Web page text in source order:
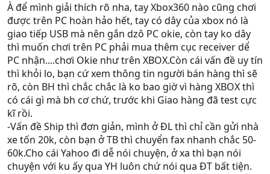
À để mình giải thích rõ nha, tay Xbox360 nào cũng chơi
được trên PC hoàn hảo hết, tay có dây của xbox nó là
giao tiếp USB mà nên gắn dzô PC okie, còn tay ko dây
thì muốn chơi trên PC phải mua thêm cục receiver dể
PC nhận....chơi Okie như trên XBOX.Còn cái vấn đề uy tín
thì khỏi lo, bạn cứ xem thông tin người bán hàng thì sẽ
rõ, còn BH thì chắc chắc là ko bao giờ vì hàng XBOX thì
có cái gì mà bh cơ chứ, trước khi Giao hàng đã test cực
kĩ rồi.
-Vấn đề Ship thì đơn giản, mình ở ĐL thì chỉ cần gửi nhà
xe tốn 20k, còn bạn ở TB thì chuyển fax nhanh chắc 50-
60k.Cho cái Yahoo đi dễ nói chuyện, ở xa thì bạn nói
chuyện với ku ấy qua YH luôn chứ nói qua ĐT bất tiện.